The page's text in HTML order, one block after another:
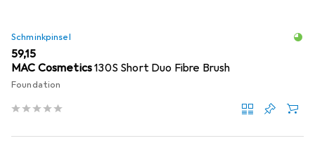
Schminkpinsel
EUR
59,15
MAC Cosmetics130S Short Duo Fibre Brush
Foundation